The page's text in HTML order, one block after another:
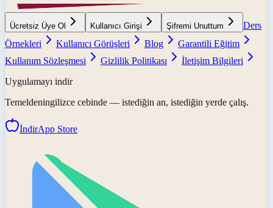
Ücretsiz Üye Ol Kullanıcı Girişi Şifremi Unuttum
Ders
Örnekleri
Kullanıcı Görüşleri Blog
Garantili Eğitim
Kullanım Sözleşmesi
Gizlilik Politikası
İletişim Bilgileri
Uygulamayı indir
Temeldeningilizce cebinde — istediğin an, istediğin yerde çalış.
İndirApp Store